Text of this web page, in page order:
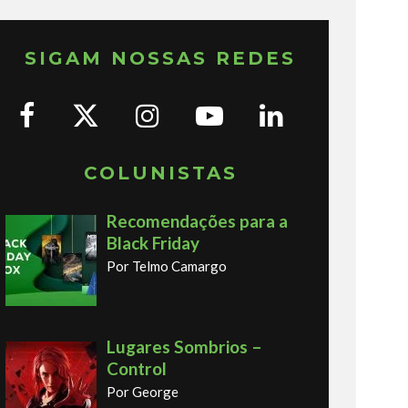
SIGAM NOSSAS REDES
COLUNISTAS
Recomendações para a
Black Friday
Por Telmo Camargo
Lugares Sombrios –
Control
Por George